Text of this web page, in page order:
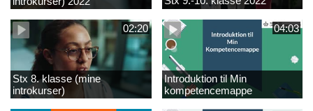
02:20
Stx 8. klasse (mine
introkurser)
04:03
Introduktion til Min
kompetencemappe